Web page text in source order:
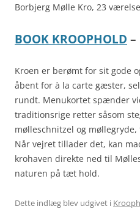
Borbjerg Mølle Kro, 23
BOOK KROOPHOLD –
Kroen er berømt for sit gode
åbent for à la carte gæster,
rundt. Menukortet spænder
traditionsrige retter såsom
mølleschnitzel og
Når vejret tillader det, kan
krohaven direkte ned til
naturen på tæt hold.
Dette indlæg blev udgivet i